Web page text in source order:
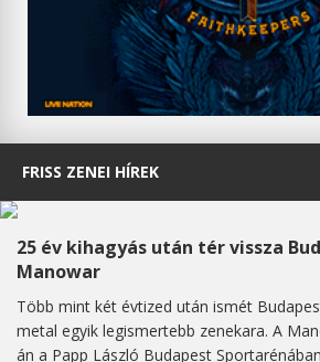
FRISS ZENEI HÍREK
25 év kihagyás után tér vissza
Manowar
Több mint két évtized után ismét
metal egyik legismertebb zenekara. A
án a Papp László Budapest